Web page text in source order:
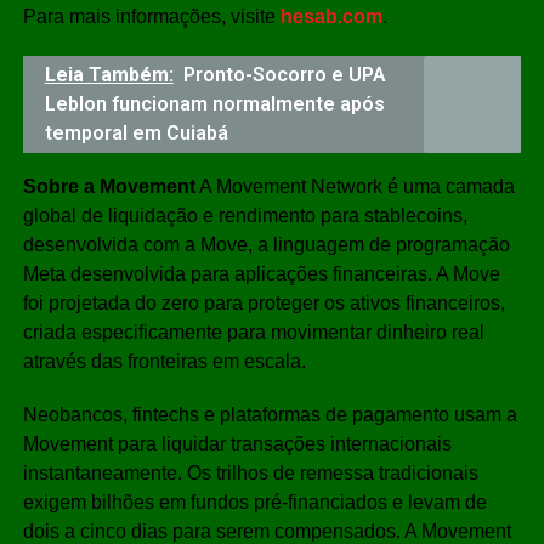
Para mais informações, visite hesab.com.
Leia Também: Pronto-Socorro e UPA
Leblon funcionam normalmente após
temporal em Cuiabá
Sobre a MovementA Movement Network é uma camada
global de liquidação e rendimento para stablecoins,
desenvolvida com a Move, a linguagem de programação
Meta desenvolvida para aplicações financeiras. A Move
foi projetada do zero para proteger os ativos financeiros,
criada especificamente para movimentar dinheiro real
através das fronteiras em escala.
Neobancos, fintechs e plataformas de pagamento usam a
Movement para liquidar transações internacionais
instantaneamente. Os trilhos de remessa tradicionais
exigem bilhões em fundos pré-financiados e levam de
dois a cinco dias para serem compensados. A Movement